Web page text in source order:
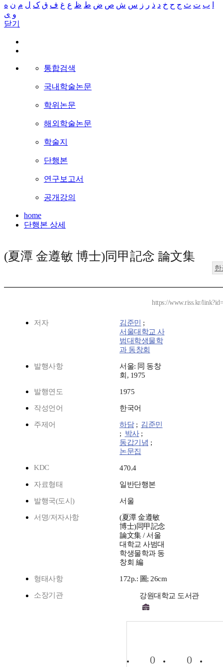
ب ت ث ج ح خ د ذ ر ز س ش ص ض ط ظ ع غ ف ق ک ل م ن ه
و ی
닫기
통합검색
국내학술논문
학위논문
해외학술논문
학술지
단행본
연구보고서
공개강의
home
단행본 상세
(夏潭 金遵敏 博士)同甲記念 論文集
https://www.riss.kr/
저자 김준민 ;
서울대학교 사
범대학생물학
과 동창회
발행사항
서울: 同 동창
회, 1975
발행연도 1975
작성언어 한국어
주제어 하담; 김준민
; 박사;
동갑기념 ;
논문집
KDC
470.4
자료형태 일반단행본
발행국(도시) 서울
서명/저자사항
(夏潭 金遵敏
博士)同甲記念
論文集 / 서울
대학교 사범대
학생물학과 동
창회 編
형태사항 172p.: 圖; 26cm
소장기관 강원대학교 도서관
0 0